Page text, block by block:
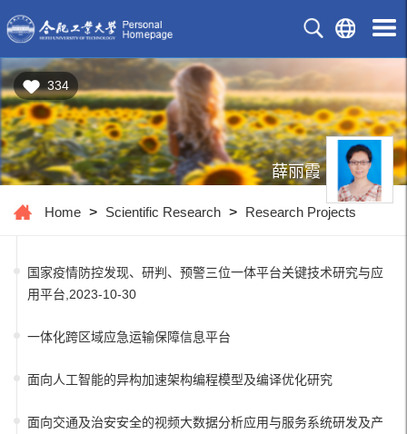
334
薛丽霞
Home > Scientific Research > Research Projects
国家疫情防控发现、研判、预警三位一体平台关键技术研究与应
用平台,2023-10-30
一体化跨区域应急运输保障信息平台
面向人工智能的异构加速架构编程模型及编译优化研究
面向交通及治安安全的视频大数据分析应用与服务系统研发及产